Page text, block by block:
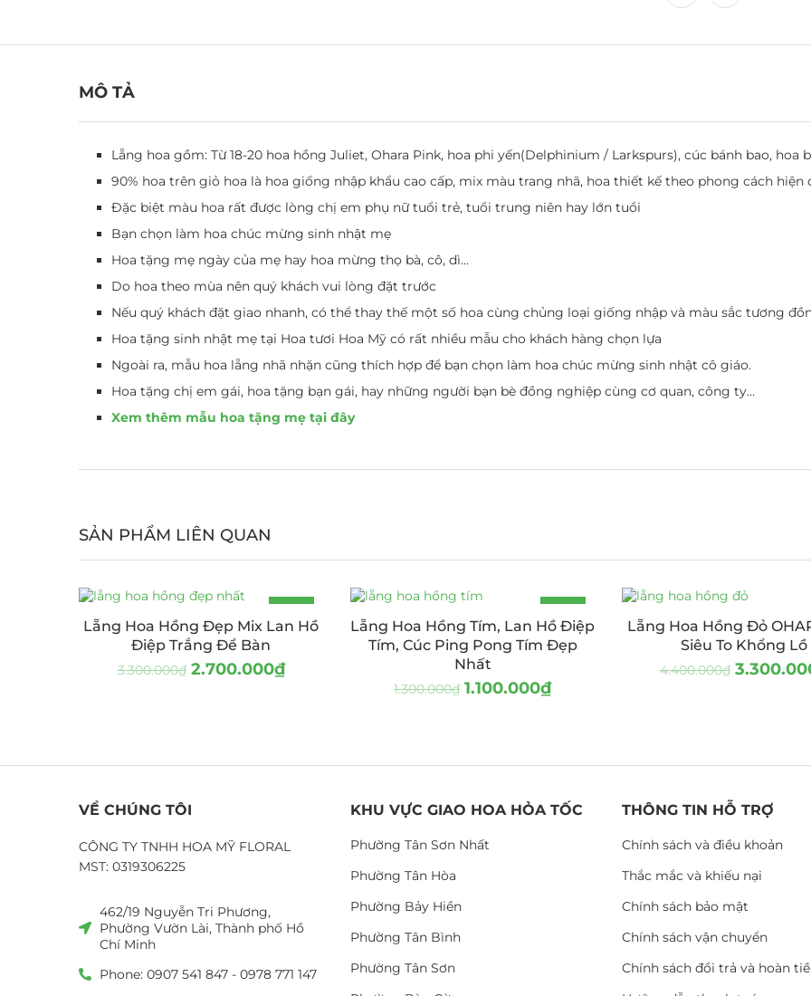
MÔ TẢ
Lẵng hoa gồm: Từ 18-20 hoa hồng Juliet, Ohara Pink, hoa phi yến(Delphinium / Larkspurs), cúc bánh bao, hoa
90% hoa trên giỏ hoa là hoa giống nhập khẩu cao cấp, mix màu trang nhã, hoa thiết kế theo phong cách hiện
Đặc biệt màu hoa rất được lòng chị em phụ nữ tuổi trẻ, tuổi trung niên hay lớn tuổi
Bạn chọn làm hoa chúc mừng sinh nhật mẹ
Hoa tặng mẹ ngày của mẹ hay hoa mừng thọ bà, cô, dì…
Do hoa theo mùa nên quý khách vui lòng đặt trước
Nếu quý khách đặt giao nhanh, có thể thay thế một số hoa cùng chủng loại giống nhập và màu sắc tương
Hoa tặng sinh nhật mẹ tại Hoa tươi Hoa Mỹ có rất nhiều mẫu cho khách hàng chọn lựa
Ngoài ra, mẫu hoa lẵng nhã nhặn cũng thích hợp để bạn chọn làm hoa chúc mừng sinh nhật cô giáo.
Hoa tặng chị em gái, hoa tặng bạn gái, hay những người bạn bè đồng nghiệp cùng cơ quan, công ty…
Xem thêm mẫu hoa tặng mẹ tại đây
SẢN PHẨM LIÊN QUAN
-18%
HOT
Lẵng Hoa Hồng Đẹp Mix Lan Hồ
Điệp Trắng Để Bàn
3.300.000₫ 2.700.000₫
-15%
Lẵng Hoa Hồng Tím, Lan Hồ Điệp
Tím, Cúc Ping Pong Tím Đẹp
Nhất
1.300.000₫ 1.100.000₫
Lẵng Hoa Hồng Đỏ
Siêu To Khổng Lồ
4.400.000₫
VỀ CHÚNG TÔI
CÔNG TY TNHH HOA MỸ FLORAL
MST: 0319306225
462/19 Nguyễn Tri Phương,
Phường Vườn Lài, Thành phố Hồ
Chí Minh
Phone: 0907 541 847 - 0978 771 147
KHU VỰC GIAO HOA HỎA TỐC
Phường Tân Sơn Nhất
Phường Tân Hòa
Phường Bảy Hiền
Phường Tân Bình
Phường Tân Sơn
THÔNG TIN HỖ TRỢ
Chính sách và điều khoản
Thắc mắc và khiếu nại
Chính sách bảo mật
Chính sách vận chuyển
Chính sách đổi trả và hoàn